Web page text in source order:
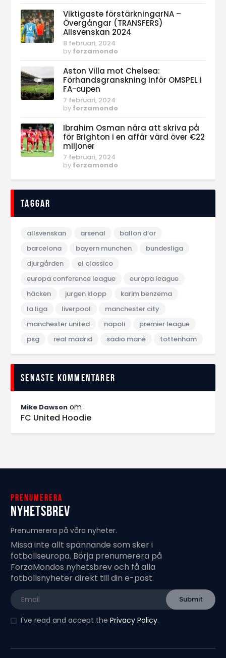
Viktigaste förstärkningarNA –
Övergångar (TRANSFERS)
Allsvenskan 2024
8 februari, 2024
by forzamondo
Aston Villa mot Chelsea:
Förhandsgranskning inför OMSPEL i
FA-cupen
7 februari, 2024
by forzamondo
Ibrahim Osman nära att skriva på
för Brighton i en affär värd över €22
miljoner
7 februari, 2024
by forzamondo
Taggar
allsvenskan arsenal
ballon d‘or
barcelona
bayern munchen
bundesliga
djurgården
el classico
europa conference league
europa league
häcken
jurgen klopp
karim benzema
la liga
liverpool
manchester city
manchester united
napoli
premier league
psg
real madrid sadio mané tottenham
Senaste kommentarer
Mike Dawson om
FC United Hoodie
Prenumerera
Nyhetsbrev
Prenumerera på våra nyheter.
Missa inte allt spännande som sker i
fotbollseuropa. Börja prenumerera på
ForzaMondos nyhetsbrev och få alla
fotbollsnyheter direkt till din e-post.
I've read and accept the Privacy Policy.